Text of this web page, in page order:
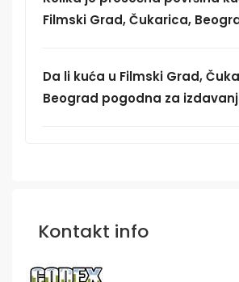
Filmski Grad, Čukarica,
Da li kuća u Filmski Grad,
Beograd pogodna za
Kontakt info